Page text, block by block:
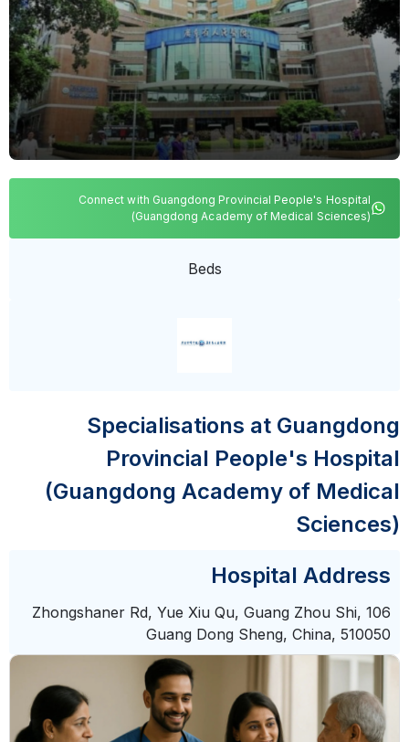
Connect with Guangdong Provincial People's Hospital
(Guangdong Academy of Medical Sciences)
Beds
Specialisations at Guangdong
Provincial People's Hospital
(Guangdong Academy of Medical
Sciences)
Hospital Address
106 Zhongshaner Rd, Yue Xiu Qu, Guang Zhou Shi,
Guang Dong Sheng, China, 510050